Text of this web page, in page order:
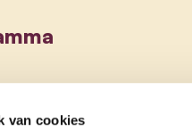
van cookies